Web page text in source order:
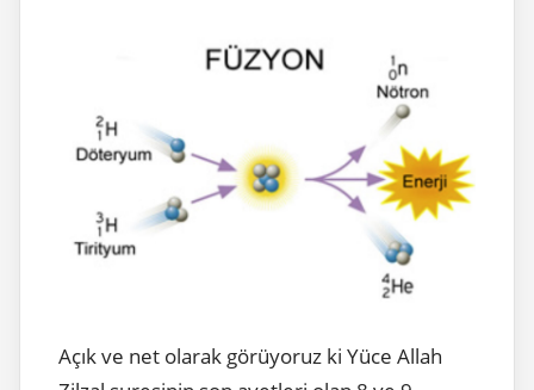
Açık ve net olarak görüyoruz ki Yüce Allah